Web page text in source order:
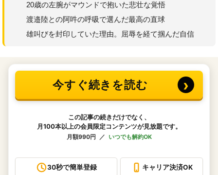
20歳の左腕がマウンドで抱いた悲壮な覚悟
渡邉陸との阿吽の呼吸で選んだ最高の直球
雄叫びを封印していた理由。屈辱を経て掴んだ自信